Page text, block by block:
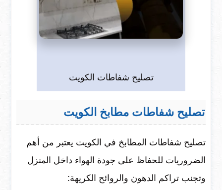
تصليح شفاطات الكويت
تصليح شفاطات مطابخ الكويت
تصليح شفاطات المطابخ في الكويت يعتبر من أهم
الضروريات للحفاظ على جودة الهواء داخل المنزل
وتجنب تراكم الدهون والروائح الكريهة: